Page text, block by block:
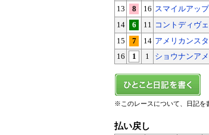
13
8 16 スマイルアップ
14
6 11 コントディヴ
15
7 14 アメリカンス
16
1 1 ショウナンア
※このレースについて、日記を
払い戻し